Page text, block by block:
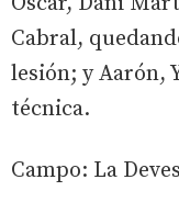
Cabral,
lesión; y Aarón,
técnica.
Campo: La